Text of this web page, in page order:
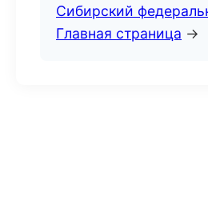
Сибирский
Главная страница →